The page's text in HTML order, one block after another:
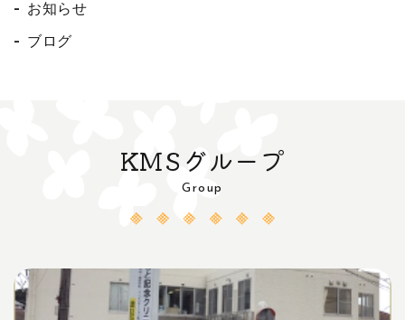
お知らせ
ブログ
KMSグループ
Group